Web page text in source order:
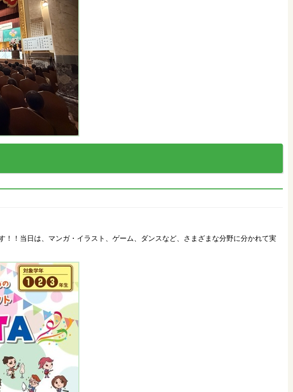
！当日は、マンガ・イラスト、ゲーム、ダンスなど、さまざまな分野に分かれて実